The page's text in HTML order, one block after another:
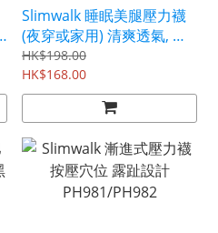
Slimwalk 睡眠美腿壓力襪
(夜穿或家用) 清爽透氣, 長
筒, 粉紫色 PH801/PH802
HK$198.00
HK$168.00